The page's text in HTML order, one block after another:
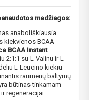
medžiagos:
anaboliškiausia
kiekvienos BCAA
BCAA Instant
2:1:1 su L-Valinu ir L-
L-Leucino kiekiu
raumenų baltymų
būtinas tinkamam
regeneracijai.